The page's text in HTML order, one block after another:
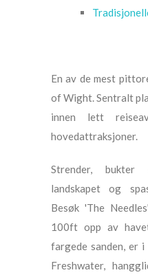
En av de mest
of Wight. Sentralt
innen lett
hovedattraksjoner.
Strender,
landskapet og
Besøk 'The
100ft opp av
fargede sanden, er
Freshwater,